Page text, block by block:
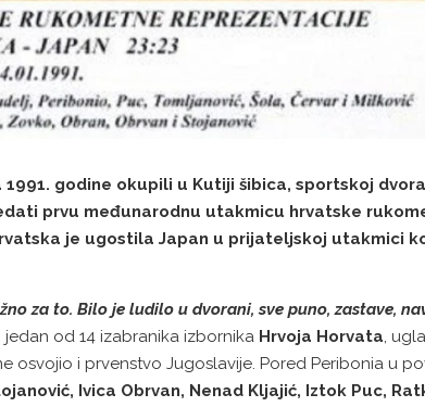
godine okupili u Kutiji šibica, sportskoj
prvu međunarodnu utakmicu hrvatske
je ugostila Japan u prijateljskoj utakmici
za to. Bilo je ludilo u dvorani, sve puno, zastave,
, jedan od 14 izabranika izbornika Hrvoja Horvata,
osvojio i prvenstvo Jugoslavije. Pored Peribonia u
Ivica Obrvan, Nenad Kljajić, Iztok Puc,